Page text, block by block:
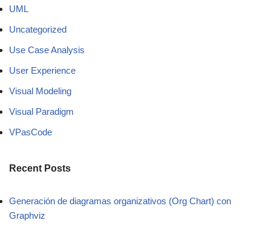
UML
Uncategorized
Use Case Analysis
User Experience
Visual Modeling
Visual Paradigm
VPasCode
Recent Posts
Generación de diagramas organizativos (Org Chart) con
Graphviz